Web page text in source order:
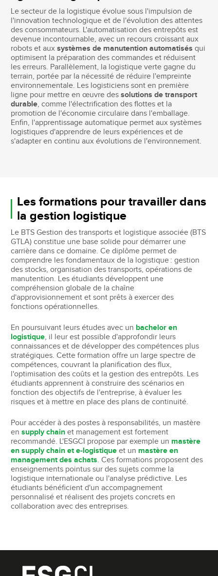
Le secteur de la logistique évolue sous l'impulsion de
l'innovation technologique et de l'évolution des attentes
des consommateurs. L'automatisation des entrepôts est
devenue incontournable, avec un recours croissant aux
robots et auxsystèmes de manutention automatisés qui
optimisent la préparation des commandes et réduisent
les erreurs. Parallèlement, la logistique verte gagne du
terrain, portée par la nécessité de réduire l'empreinte
environnementale. Les logisticiens sont en première
ligne pour mettre en œuvre dessolutions de transport
durable, comme l'électrification des flottes et la
promotion de l'économie circulaire dans l'emballage.
Enfin, l'apprentissage automatique permet aux systèmes
logistiques d'apprendre de leurs expériences et de
s'adapter en continu aux évolutions de l'environnement.
Les formations pour travailler dans
la gestion logistique
Le BTS Gestion des transports et logistique associée (BTS
GTLA) constitue une base solide pour démarrer une
carrière dans ce domaine. Ce diplôme permet de
comprendre les fondamentaux de la logistique : gestion
des stocks, organisation des transports, opérations de
manutention. Les étudiants développent une
compréhension globale de la chaîne
d'approvisionnement et sont prêts à exercer des
fonctions opérationnelles.
En poursuivant leurs études avec un bachelor en
logistique, il leur est possible d'approfondir leurs
connaissances et de développer des compétences plus
stratégiques. Cette formation offre un large spectre de
compétences, couvrant la planification des flux,
l'optimisation des coûts et la gestion des entrepôts. Les
étudiants apprennent à construire des scénarios en
fonction des objectifs de l'entreprise, à évaluer les
risques et à mettre en place des plans de continuité.
Pour accéder à des postes à responsabilités, un mastère
ensupply chain et management est fortement
recommandé. L'ESGCI propose par exemple un mastère
en supply chain et e-logistique et un mastère en
management des achats. Ces formations proposent des
enseignements pointus sur des sujets comme la
logistique internationale ou l'analyse prédictive. Les
étudiants bénéficient d'un accompagnement
personnalisé et réalisent des projets concrets en
collaboration avec des entreprises.